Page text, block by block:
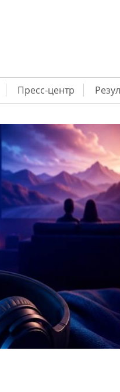
Пресс-центр